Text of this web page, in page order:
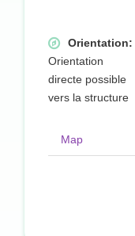
Orientation:
Orientation
directe possible
vers la structure
Map